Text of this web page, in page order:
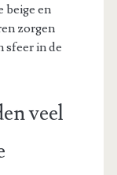
beige en
zorgen
sfeer in de
veel